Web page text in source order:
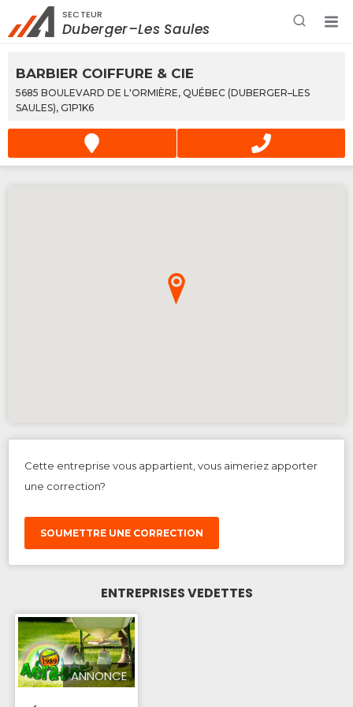
Rechercher à proximité - Entreprise / Rabais /
Services
SECTEUR
Duberger–Les Saules
BARBIER COIFFURE & CIE
5685 BOULEVARD DE L'ORMIÈRE, QUÉBEC (DUBERGER–LES
SAULES), G1P1K6
Cette entreprise vous appartient, vous aimeriez apporter
une correction?
SOUMETTRE UNE CORRECTION
ENTREPRISES VEDETTES
ANNONCE